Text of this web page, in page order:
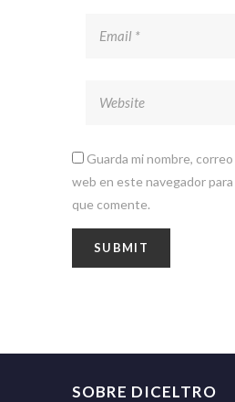
Guarda mi nombre,
web en este navegador para
que comente.
SOBRE DICELTRO